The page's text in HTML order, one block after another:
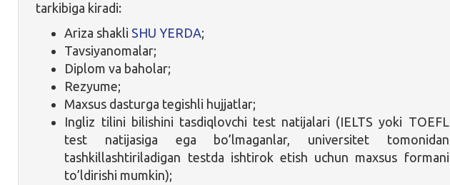
tarkibiga kiradi:
Ariza shakli SHU YERDA;
Tavsiyanomalar;
Diplom va baholar;
Rezyume;
Maxsus dasturga tegishli hujjatlar;
Ingliz tilini bilishini tasdiqlovchi test natijalari (IELTS yoki TOEFL
test natijasiga ega bo’lmaganlar, universitet tomonidan
tashkillashtiriladigan testda ishtirok etish uchun maxsus formani
to’ldirishi mumkin);